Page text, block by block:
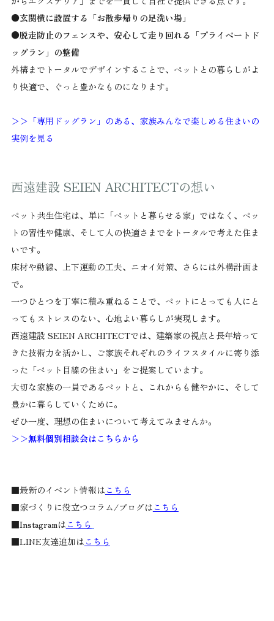
●玄関横に設置する「お散歩帰りの足洗い場」
●脱走防止のフェンスや、安心して走り回れる「プライベートド
ッグラン」の整備
外構までトータルでデザインすることで、ペットとの暮らしがよ
り快適で、ぐっと豊かなものになります。
＞＞「専用ドッグラン」のある、家族みんなで楽しめる住まいの
実例を見る
西遠建設 SEIEN ARCHITECTの想い
ペット共生住宅は、単に「ペットと暮らせる家」ではなく、ペッ
トの習性や健康、そして人の快適さまでをトータルで考えた住ま
いです。
床材や動線、上下運動の工夫、ニオイ対策、さらには外構計画ま
で。
一つひとつを丁寧に積み重ねることで、ペットにとっても人にと
ってもストレスのない、心地よい暮らしが実現します。
西遠建設 SEIEN ARCHITECTでは、建築家の視点と長年培って
きた技術力を活かし、ご家族それぞれのライフスタイルに寄り添
った「ペット目線の住まい」をご提案しています。
大切な家族の一員であるペットと、これからも健やかに、そして
豊かに暮らしていくために。
ぜひ一度、理想の住まいについて考えてみませんか。
＞＞無料個別相談会はこちらから
■最新のイベント情報は こちら
■家づくりに役立つコラム/ブログは こちら
■Instagramは こちら
■LINE友達追加は こちら